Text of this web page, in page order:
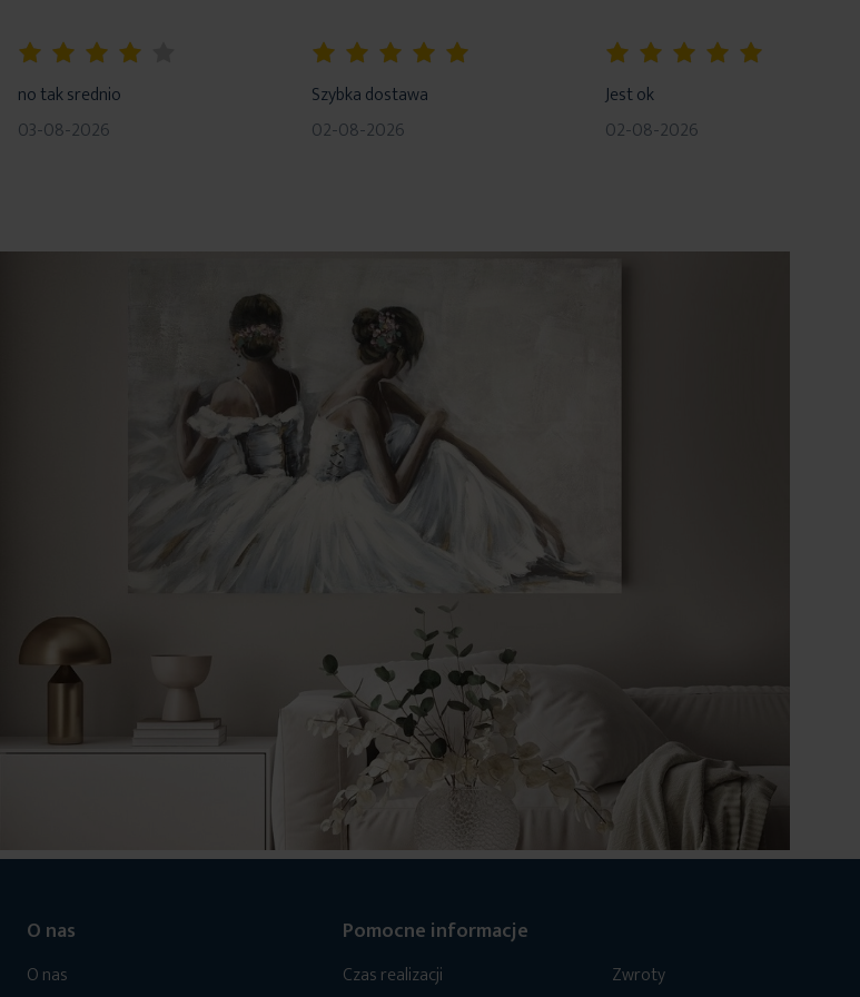
no tak srednio
03-08-2026
Szybka dostawa
02-08-2026
Jest ok
02-08-2026
O nas
O nas
Pomocne informacje
Czas realizacji
Zwroty